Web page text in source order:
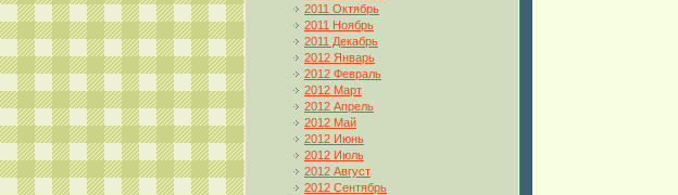
2011 Октябрь
2011 Ноябрь
2011 Декабрь
2012 Январь
2012 Февраль
2012 Март
2012 Апрель
2012 Май
2012 Июнь
2012 Июль
2012 Август
2012 Сентябрь